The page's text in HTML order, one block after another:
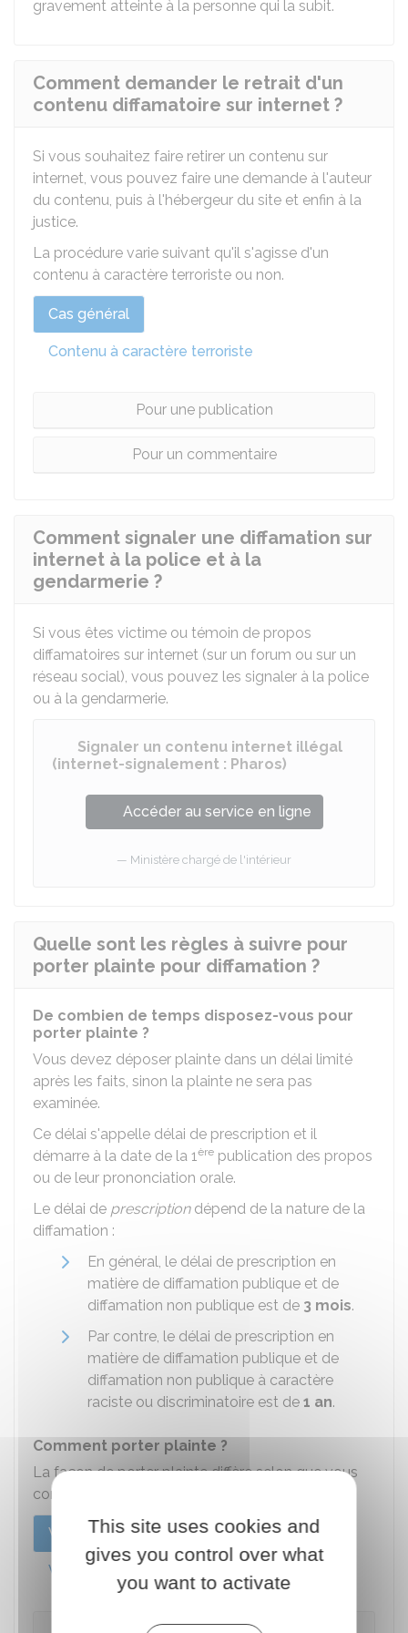
gravement atteinte à la personne qui la subit.
Comment demander le retrait d'un
contenu diffamatoire sur internet ?
Si vous souhaitez faire retirer un contenu sur
internet, vous pouvez faire une demande à l'auteur
du contenu, puis à l'hébergeur du site et enfin à la
justice.
La procédure varie suivant qu'il s'agisse d'un
contenu à caractère terroriste ou non.
Cas général
Contenu à caractère terroriste
Pour une publication
Pour un commentaire
Comment signaler une diffamation sur
internet à la police et à la
gendarmerie ?
Si vous êtes victime ou témoin de propos
diffamatoires sur internet (sur un forum ou sur un
réseau social), vous pouvez les signaler à la police
ou à la gendarmerie.
Signaler un contenu internet illégal
(internet-signalement : Pharos)
Accéder au service en ligne
Ministère chargé de l'intérieur
Quelle sont les règles à suivre pour
porter plainte pour diffamation ?
De combien de temps disposez-vous pour
porter plainte ?
Vous devez déposer plainte dans un délai limité
après les faits, sinon la plainte ne sera pas
examinée.
Ce délai s'appelle délai de prescription et il
démarre à la date de la 1ère publication des propos
ou de leur prononciation orale.
Le délai de prescriptiondépend de la nature de la
diffamation :
En général, le délai de prescription en
matière de diffamation publique et de
diffamation non publique est de 3 mois.
Par contre, le délai de prescription en
matière de diffamation publique et de
diffamation non publique à caractère
raciste ou discriminatoire est de 1 an.
Comment porter plainte ?
La façon de porter plainte diffère selon que vous
connaissez ou non l'auteur de la diffamation.
Vous connaissez l'auteur
Vous ne connaissez pas l'auteur
Sur place
This site uses cookies and
gives you control over what
you want to activate